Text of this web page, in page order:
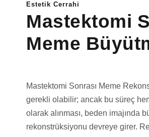
Estetik Cerrahi
Mastektomi
Meme
Mastektomi Sonrası Meme
gerekli olabilir; ancak bu süreç
olarak alınması, beden imajında
rekonstrüksiyonu devreye girer.